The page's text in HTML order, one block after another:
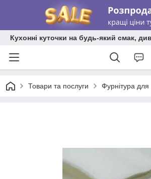
Кухонні куточки на будь-який смак,
Товари та послуги Фурнітура